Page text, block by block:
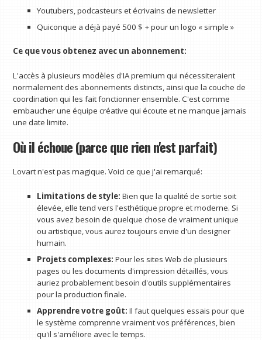
Youtubers, podcasteurs et écrivains de newsletter
Quiconque a déjà payé 500 $ + pour un logo « simple »
Ce que vous obtenez avec un abonnement:
L'accès à plusieurs modèles d'IA premium qui nécessiteraient
normalement des abonnements distincts, ainsi que la couche de
coordination qui les fait fonctionner ensemble. C'est comme
embaucher une équipe créative qui écoute et ne manque jamais
une date limite.
Où il échoue (parce que rien n'est parfait)
Lovart n'est pas magique. Voici ce que j'ai remarqué:
Limitations de style: Bien que la qualité de sortie soit
élevée, elle tend vers l'esthétique propre et moderne. Si
vous avez besoin de quelque chose de vraiment unique
ou artistique, vous aurez toujours envie d'un designer
humain.
Projets complexes: Pour les sites Web de plusieurs
pages ou les documents d'impression détaillés, vous
auriez probablement besoin d'outils supplémentaires
pour la production finale.
Apprendre votre goût: Il faut quelques essais pour que
le système comprenne vraiment vos préférences, bien
qu'il s'améliore avec le temps.